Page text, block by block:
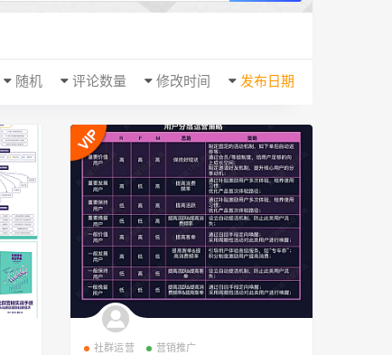
发布日期
修改时间
评论数量
随机
社群运营 营销推广